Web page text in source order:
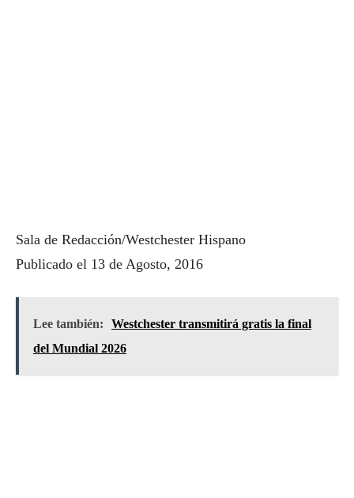
Sala de Redacción/Westchester Hispano
Publicado el 13 de Agosto, 2016
Lee también:
Westchester transmitirá gratis la final
del Mundial 2026